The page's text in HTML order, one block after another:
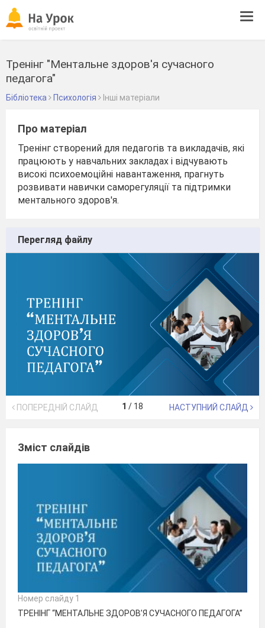
Тренінг "Ментальне здоров'я сучасного
педагога"
Бібліотека Психологія Інші матеріали
Про матеріал
Тренінг створений для педагогів та викладачів, які
працюють у навчальних закладах і відчувають
високі психоемоційні навантаження, прагнуть
розвивати навички саморегуляції та підтримки
ментального здоров'я.
Перегляд файлу
ПОПЕРЕДНІЙ СЛАЙД 1 / 18 НАСТУПНИЙ СЛАЙД
Зміст слайдів
Номер слайду 1
ТРЕНІНГ “МЕНТАЛЬНЕ ЗДОРОВ’Я СУЧАСНОГО ПЕДАГОГА”